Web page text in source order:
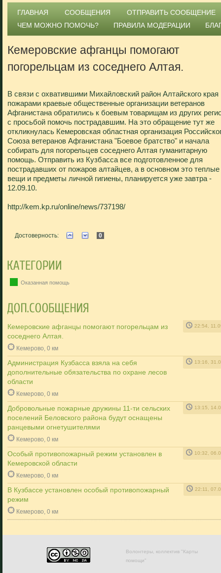
ГЛАВНАЯ СООБЩЕНИЯ
ОТПРАВИТЬ СООБЩЕНИЕ
ЧЕМ МОЖНО ПОМОЧЬ?
ПРАВИЛА МОДЕРАЦИИ
Кемеровские афганцы помогают
погорельцам из соседнего Алтая.
В связи с охватившими Михайловский район Алтайского края
пожарами краевые общественные организации ветеранов
Афганистана обратились к боевым товарищам из других
с просьбой помочь пострадавшим. На это обращение тут же
откликнулась Кемеровская областная организация
Союза ветеранов Афганистана "Боевое братство" и начала
собирать для погорельцев соседнего Алтая гуманитарную
помощь. Отправить из Кузбасса все подготовленное для
пострадавших от пожаров алтайцев, а в основном это теплые
вещи и предметы личной гигиены, планируется уже завтра -
12.09.10.
http://kem.kp.ru/online/news/737198/
Достоверность: 0
Оказанная помощь
Кемеровские афганцы помогают погорельцам из
соседнего Алтая.
22:54,
Кемерово, 0 км
Администрация Кузбасса взяла на себя
дополнительные обязательства по охране лесов
области
13:16,
Кемерово, 0 км
Добровольные пожарные дружины 11-ти сельских
поселений Беловского района будут оснащены
ранцевыми огнетушителями
13:15,
Кемерово, 0 км
Особый противопожарный режим установлен в
Кемеровской области
10:32,
Кемерово, 0 км
В Кузбассе установлен особый противопожарный
режим
22:11,
Кемерово, 0 км
Волонтеры, коллектив "Карты
помощи"